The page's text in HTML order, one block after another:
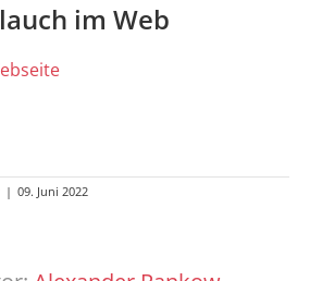
im Web
| 09. Juni 2022